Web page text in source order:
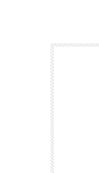
Gledaj kasnije